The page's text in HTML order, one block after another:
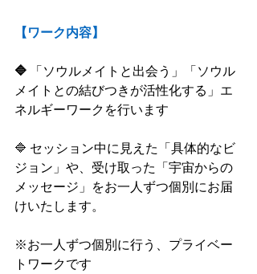
【ワーク内容】
🔷 「ソウルメイトと出会う」「ソウル
メイトとの結びつきが活性化する」エ
ネルギーワークを行います
🔷 セッション中に見えた「具体的なビ
ジョン」や、受け取った「宇宙からの
メッセージ」をお一人ずつ個別にお届
けいたします。
※お一人ずつ個別に行う、プライベー
トワークです